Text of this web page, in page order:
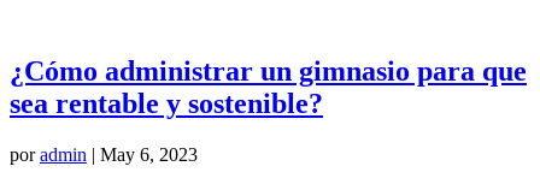
¿Cómo administrar un gimnasio para que
sea rentable y sostenible?
poradmin | May 6, 2023